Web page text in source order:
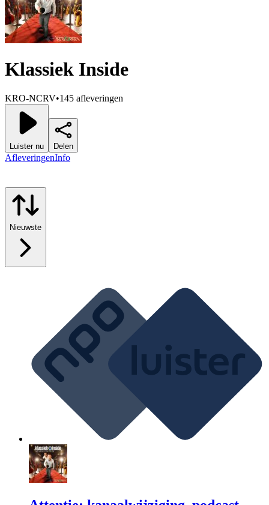
Klassiek Inside
KRO-NCRV•145 afleveringen
Luister nu Delen
AfleveringenInfo
Nieuwste